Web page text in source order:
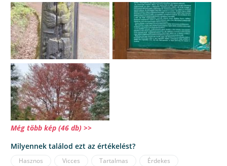
Még több kép (46 db) >>
Milyennek találod ezt az értékelést?
Hasznos Vicces Tartalmas Érdekes